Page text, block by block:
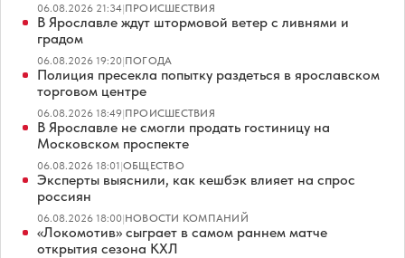
06.08.2026 21:34|ПРОИСШЕСТВИЯ
В Ярославле ждут штормовой ветер с ливнями и
градом
06.08.2026 19:20|ПОГОДА
Полиция пресекла попытку раздеться в ярославском
торговом центре
06.08.2026 18:49|ПРОИСШЕСТВИЯ
В Ярославле не смогли продать гостиницу на
Московском проспекте
06.08.2026 18:01|ОБЩЕСТВО
Эксперты выяснили, как кешбэк влияет на спрос
россиян
06.08.2026 18:00|НОВОСТИ КОМПАНИЙ
«Локомотив» сыграет в самом раннем матче
открытия сезона КХЛ